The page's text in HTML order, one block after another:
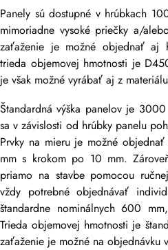
Panely sú dostupné v hrúbkach
mimoriadne vysoké priečky a/
zaťaženie je možné objednať aj
trieda objemovej hmotnosti je
je však možné vyrábať aj z
Štandardná výška panelov je
sa v závislosti od hrúbky panelu
Prvky na mieru je možné
mm s krokom po 10 mm.
priamo na stavbe pomocou
vždy potrebné objednávať
štandardne nominálnych 600
Trieda objemovej hmotnosti je
zaťaženie je možné na